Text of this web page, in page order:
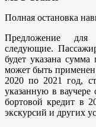
Полная остановка
Предложение для
следующие.
будет указана сумма
может быть
2020 по 2021 год,
указанную в
бортовой кредит в
экскурсий и других